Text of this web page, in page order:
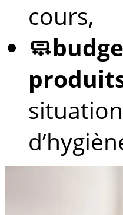
cours,